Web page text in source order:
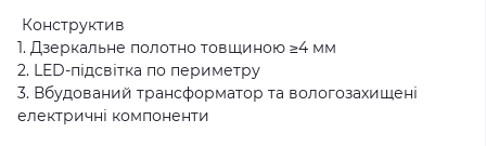
Конструктив
1. Дзеркальне полотно товщиною ≥4 мм
2. LED-підсвітка по периметру
3. Вбудований трансформатор та вологозахищені
електричні компоненти